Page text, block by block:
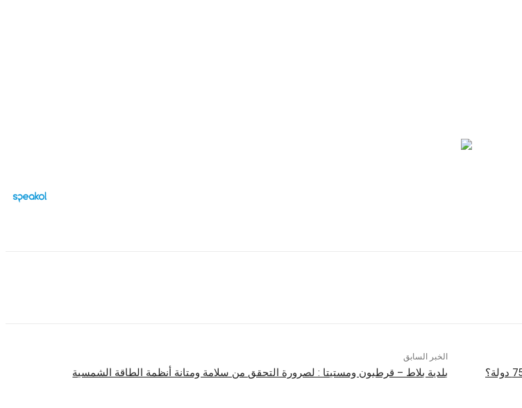
الخبر السابق
بلدية بلاط – قرطبون ومستيتا : لصرورة التحقق من سلامة ومتانة أنظمة الطاقة الشمسية